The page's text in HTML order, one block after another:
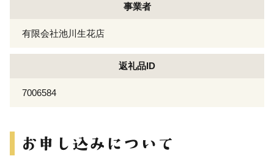
事業者
有限会社池川生花店
返礼品ID
7006584